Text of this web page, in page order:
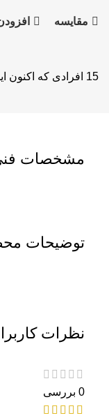
مقايسه
15 افرادی که اکنون
توضیحات
مشخصات
نظرات
0 بررسی